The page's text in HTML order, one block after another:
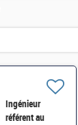
Ingénieur
référent au